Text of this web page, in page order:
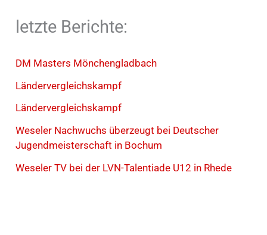
letzte Berichte:
DM Masters Mönchengladbach
Ländervergleichskampf
Ländervergleichskampf
Weseler Nachwuchs überzeugt bei Deutscher
Jugendmeisterschaft in Bochum
Weseler TV bei der LVN-Talentiade U12 in Rhede